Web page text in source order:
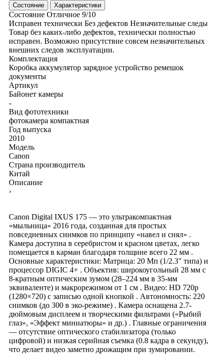
Состояние Характеристики
Состояние Отличное 9/10
Исправен технически Без дефектов Незначительные следы
Товар без каких-либо дефектов, технически полностью
исправен. Возможно присутствие совсем незначительных
внешних следов эксплуатации.
Комплектация
Коробка аккумулятор зарядное устройство ремешок
документы
Артикул
Байонет камеры
-
Вид фототехники
фотокамера компактная
Год выпуска
2010
Модель
Canon
Страна производитель
Китай
Описание
›
Canon Digital IXUS 175 — это ультракомпактная
«мыльница» 2016 года, созданная для простых
повседневных снимков по принципу «навел и снял» .
Камера доступна в серебристом и красном цветах, легко
помещается в карман благодаря толщине всего 22 мм .
Основные характеристики: Матрица: 20 Мп (1/2.3" типа) и
процессор DIGIC 4+ . Объектив: широкоугольный 28 мм с
8-кратным оптическим зумом (28–224 мм в 35-мм
эквиваленте) и макрорежимом от 1 см . Видео: HD 720p
(1280×720) с записью одной кнопкой . Автономность: 220
снимков (до 300 в эко-режиме) . Камера оснащена 2.7-
дюймовым дисплеем и творческими фильтрами («Рыбий
глаз», «Эффект миниатюры» и др.) . Главные ограничения
— отсутствие оптического стабилизатора (только
цифровой) и низкая серийная съемка (0.8 кадра в секунду),
что делает видео заметно дрожащим при зумировании.